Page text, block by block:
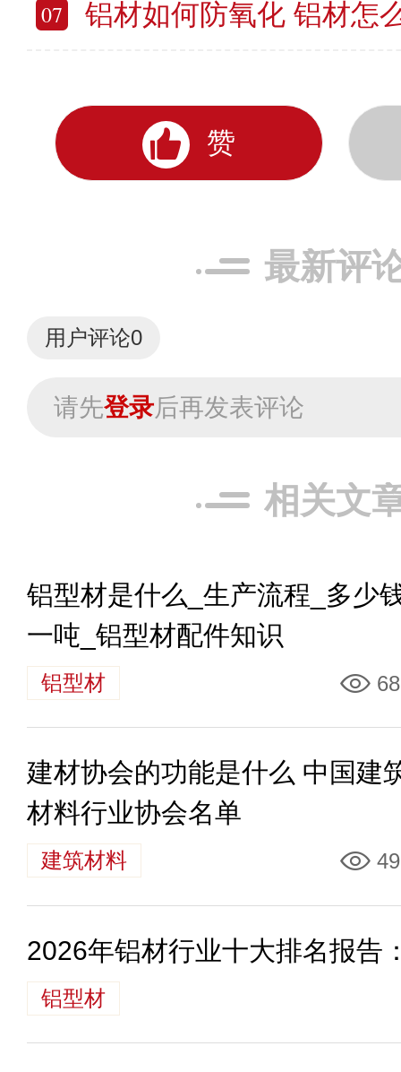
07 铝材如何防氧化 铝材怎
赞
最新评
用户评论0
请先登录后再发表评论
相关文
铝型材是什么_生产流程_多少
一吨_铝型材配件知识
铝型材
建材协会的功能是什么 中国建
材料行业协会名单
建筑材料
2026年铝材行业十大排名报告
铝型材